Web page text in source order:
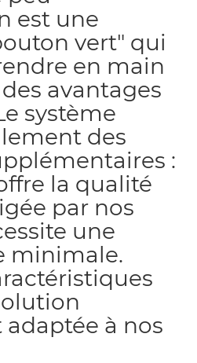
est une
vert" qui
en main
avantages
système
des
:
la qualité
par nos
une
minimale.
à nos